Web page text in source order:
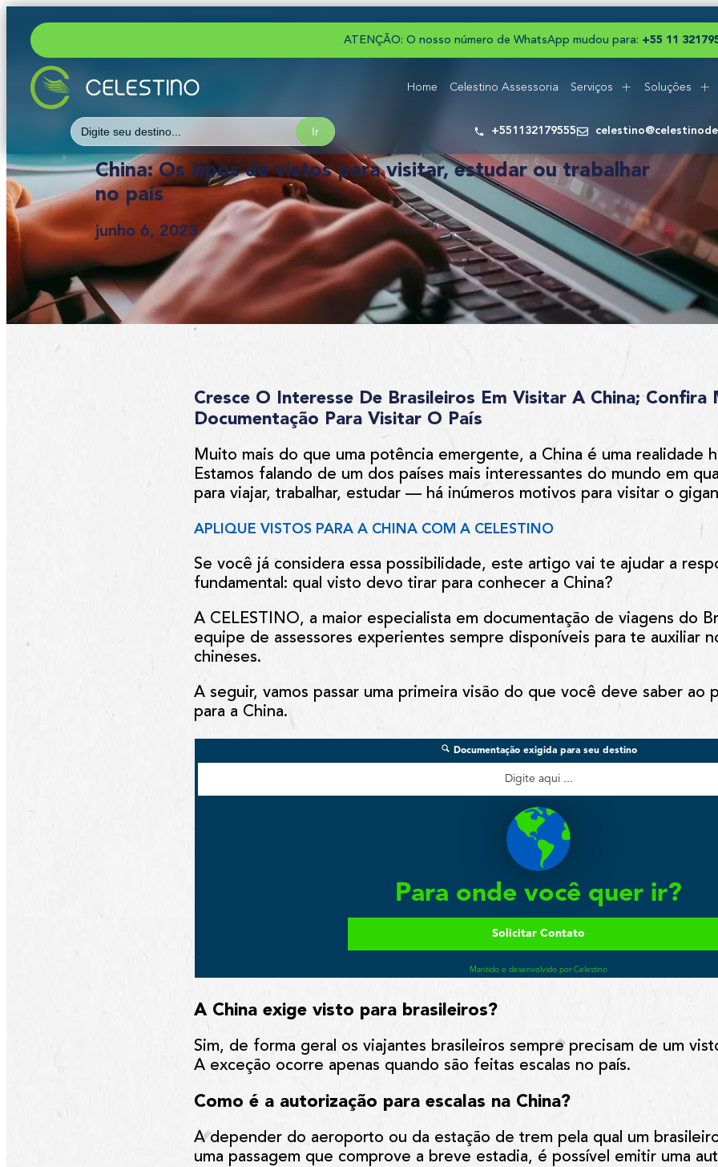
ATENÇÃO: O nosso número de WhatsApp mudou para: +55 1 1 321 79
Home Celestino Assessoria Serviços Soluções
Search
for:
+551132179555
China: Os tipos de vistos para visitar, estudar ou trabalhar
no país
junho 6, 2023
Cresce O Interesse De Brasileiros Em Visitar A China; Confira
Documentação Para Visitar O País
Muito mais do que uma potência emergente, a China é uma realidade
Estamos falando de um dos países mais interessantes do mundo em
para viajar, trabalhar, estudar — há inúmeros motivos para visitar o
APLIQUE VISTOS PARA A CHINA COM A CELESTINO
Se você já considera essa possibilidade, este artigo vai te ajudar a
fundamental: qual visto devo tirar para conhecer a China?
A CELESTINO, a maior especialista em documentação de viagens do
equipe de assessores experientes sempre disponíveis para te auxiliar
chineses.
A seguir, vamos passar uma primeira visão do que você deve saber ao
para a China.
A China exige visto para brasileiros?
Sim, de forma geral os viajantes brasileiros sempre precisam de um
A exceção ocorre apenas quando são feitas escalas no país.
Como é a autorização para escalas na China?
A depender do aeroporto ou da estação de trem pela qual um
uma passagem que comprove a breve estadia, é possível emitir uma